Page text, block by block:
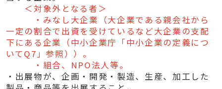
＜対象外となる者＞
・みなし大企業（大企業である親会社から
一定の割合で出資を受けているなど大企業の支配
下にある企業（中小企業庁「中小企業の定義につ
いてQ7」参照））。
・組合、NPO法人等。
・出展物が、企画・開発・製造、生産、加工した